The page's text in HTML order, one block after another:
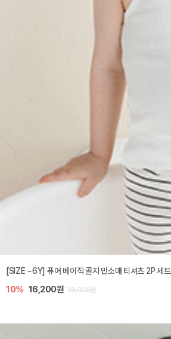
[SIZE ~6Y] 퓨어 베이직 골지 민소매 티셔츠 2P 세트
10% 16,200원 18,000원